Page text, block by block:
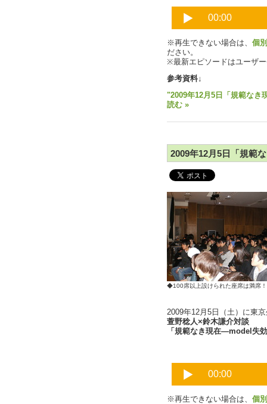
※再生できない場合は、 個
ださい。
※最新エピソードはユーザ
参考資料↓
"2009年12月5日「規範なき
読む »
2009年12月5日「規範
◆100席以上設けられた座席は満
2009年12月5日（土）に東
萱野稔人×鈴木謙介対談
「規範なき現在―model失
※再生できない場合は、 個